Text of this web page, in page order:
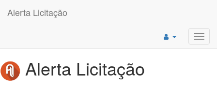
Alerta Licitação
Alerta Licitação